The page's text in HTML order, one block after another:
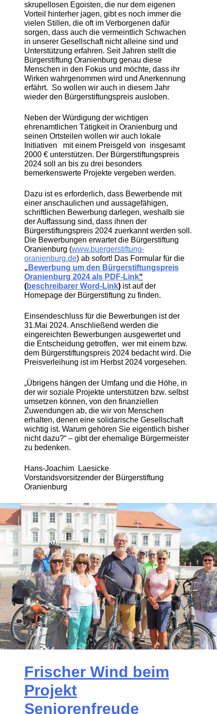
skrupellosen Egoisten, die nur dem eigenen
Vorteil hinterher jagen, gibt es noch immer die
vielen Stillen, die oft im Verborgenen dafür
sorgen, dass auch die vermeintlich Schwachen
in unserer Gesellschaft nicht alleine sind und
Unterstützung erfahren. Seit Jahren stellt die
Bürgerstiftung Oranienburg genau diese
Menschen in den Fokus und möchte, dass ihr
Wirken wahrgenommen wird und Anerkennung
erfährt. So wollen wir auch in diesem Jahr
wieder den Bürgerstiftungspreis ausloben.
Neben der Würdigung der wichtigen
ehrenamtlichen Tätigkeit in Oranienburg und
seinen Ortsteilen wollen wir auch lokale
Initiativen mit einem Preisgeld von insgesamt
2000 € unterstützen. Der Bürgerstiftungspreis
2024 soll an bis zu drei besonders
bemerkenswerte Projekte vergeben werden.
Dazu ist es erforderlich, dass Bewerbende mit
einer anschaulichen und aussagefähigen,
schriftlichen Bewerbung darlegen, weshalb sie
der Auffassung sind, dass ihnen der
Bürgerstiftungspreis 2024 zuerkannt werden soll.
Die Bewerbungen erwartet die Bürgerstiftung
Oranienburg (www.buergerstiftung-
oranienburg.de) ab sofort! Das Formular für die
„ Bewerbung um den Bürgerstiftungspreis
Oranienburg 2024 als PDF-Link“
(beschreibarer Word-Link) ist auf der
Homepage der Bürgerstiftung zu finden.
Einsendeschluss für die Bewerbungen ist der
31.Mai 2024. Anschließend werden die
eingereichten Bewerbungen ausgewertet und
die Entscheidung getroffen, wer mit einem bzw.
dem Bürgerstiftungspreis 2024 bedacht wird. Die
Preisverleihung ist im Herbst 2024 vorgesehen.
„Übrigens hängen der Umfang und die Höhe, in
der wir soziale Projekte unterstützen bzw. selbst
umsetzen können, von den finanziellen
Zuwendungen ab, die wir von Menschen
erhalten, denen eine solidarische Gesellschaft
wichtig ist. Warum gehören Sie eigentlich bisher
nicht dazu?“ – gibt der ehemalige Bürgermeister
zu bedenken.
Hans-Joachim Laesicke
Vorstandsvorsitzender der Bürgerstiftung
Oranienburg
Frischer Wind beim
Projekt
Seniorenfreude